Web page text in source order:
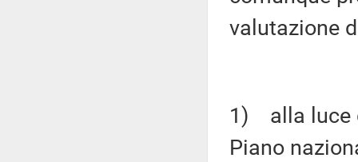
valutazione
1) alla luce
Piano